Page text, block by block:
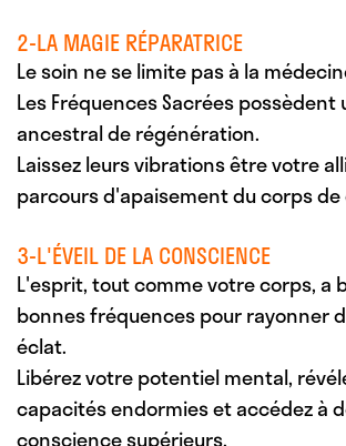
2-LA MAGIE RÉPARATRICE
Le soin ne se limite pas à la
Les Fréquences Sacrées possèdent
ancestral de régénération.
Laissez leurs vibrations être votre
parcours d'apaisement du corps
3-L'ÉVEIL DE LA CONSCIENCE
L'esprit, tout comme votre corps, a
bonnes fréquences pour rayonner
éclat.
Libérez votre potentiel mental,
capacités endormies et accédez à